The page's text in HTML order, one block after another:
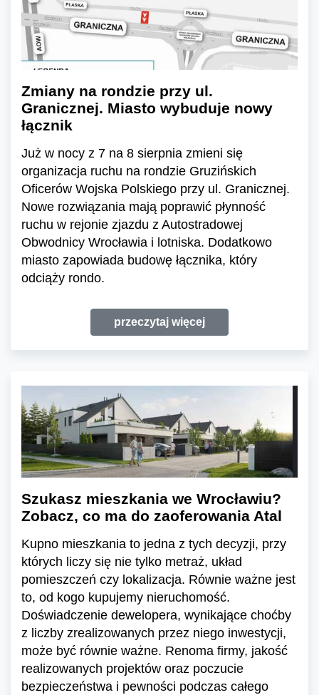
Zmiany na rondzie przy ul.
Granicznej. Miasto wybuduje nowy
łącznik
Już w nocy z 7 na 8 sierpnia zmieni się
organizacja ruchu na rondzie Gruzińskich
Oficerów Wojska Polskiego przy ul. Granicznej.
Nowe rozwiązania mają poprawić płynność
ruchu w rejonie zjazdu z Autostradowej
Obwodnicy Wrocławia i lotniska. Dodatkowo
miasto zapowiada budowę łącznika, który
odciąży rondo.
przeczytaj więcej
Szukasz mieszkania we Wrocławiu?
Zobacz, co ma do zaoferowania Atal
Kupno mieszkania to jedna z tych decyzji, przy
których liczy się nie tylko metraż, układ
pomieszczeń czy lokalizacja. Równie ważne jest
to, od kogo kupujemy nieruchomość.
Doświadczenie dewelopera, wynikające choćby
z liczby zrealizowanych przez niego inwestycji,
może być równie ważne. Renoma firmy, jakość
realizowanych projektów oraz poczucie
bezpieczeństwa i pewności podczas całego